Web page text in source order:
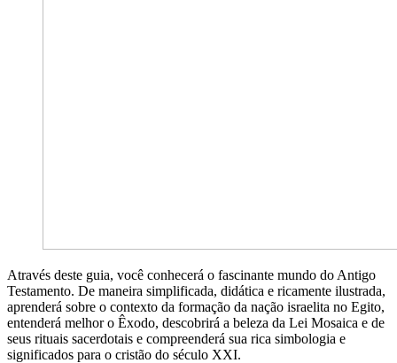
Através deste guia, você conhecerá o fascinante mundo do Antigo
Testamento. De maneira simplificada, didática e ricamente ilustrada,
aprenderá sobre o contexto da formação da nação israelita no Egito,
entenderá melhor o Êxodo, descobrirá a beleza da Lei Mosaica e de
seus rituais sacerdotais e compreenderá sua rica simbologia e
significados para o cristão do século XXI.